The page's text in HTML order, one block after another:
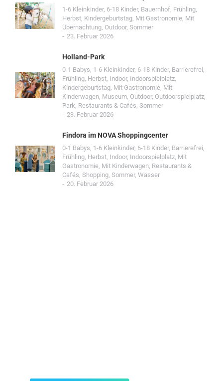
1-6 Kleinkinder, 6-18 Kinder, Bauernhof, Frühling,
Herbst, Kindergeburtstag, Mit Gastronomie, Mit
Übernachtung, Outdoor, Sommer
23. Februar 2026
Holland-Park
0-1 Babys, 1-6 Kleinkinder, 6-18 Kinder, Barrierefrei,
Frühling, Herbst, Indoor, Indoorspielplatz,
Kindergeburtstag, Mit Gastronomie, Mit
Kinderwagen, Museum, Outdoor, Outdoorspielplatz,
Park, Restaurants & Cafés, Sommer
23. Februar 2026
Findora im NOVA Shoppingcenter
0-1 Babys, 1-6 Kleinkinder, 6-18 Kinder, Barrierefrei,
Frühling, Herbst, Indoor, Indoorspielplatz, Mit
Gastronomie, Mit Kinderwagen, Restaurants &
Cafés, Shopping, Sommer, Wasser
20. Februar 2026